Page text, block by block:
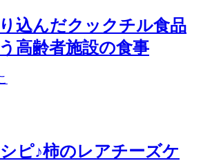
込んだクックチル食品
高齢者施設の食事
ピ♪柿のレアチーズケ